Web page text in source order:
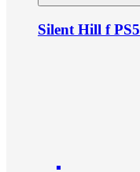
Silent Hill f PS5